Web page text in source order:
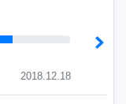
2018.12.18